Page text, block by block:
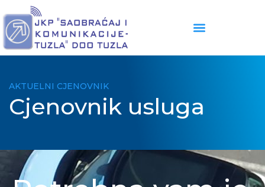
AKTUELNI CJENOVNIK
Cjenovnik usluga